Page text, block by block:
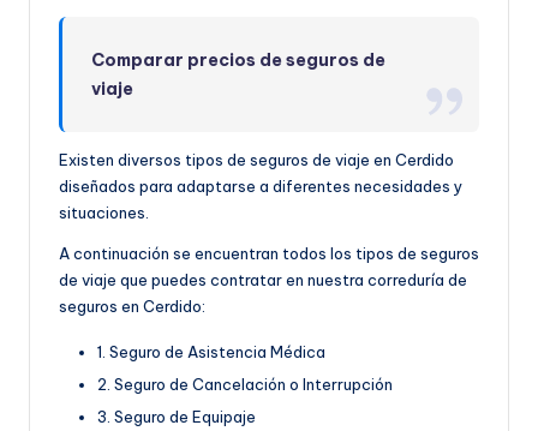
Comparar precios de seguros de
viaje
Existen diversos tipos de seguros de viaje en Cerdido
diseñados para adaptarse a diferentes necesidades y
situaciones.
A continuación se encuentran todos los tipos de seguros
de viaje que puedes contratar en nuestra correduría de
seguros en Cerdido:
1. Seguro de Asistencia Médica
2. Seguro de Cancelación o Interrupción
3. Seguro de Equipaje